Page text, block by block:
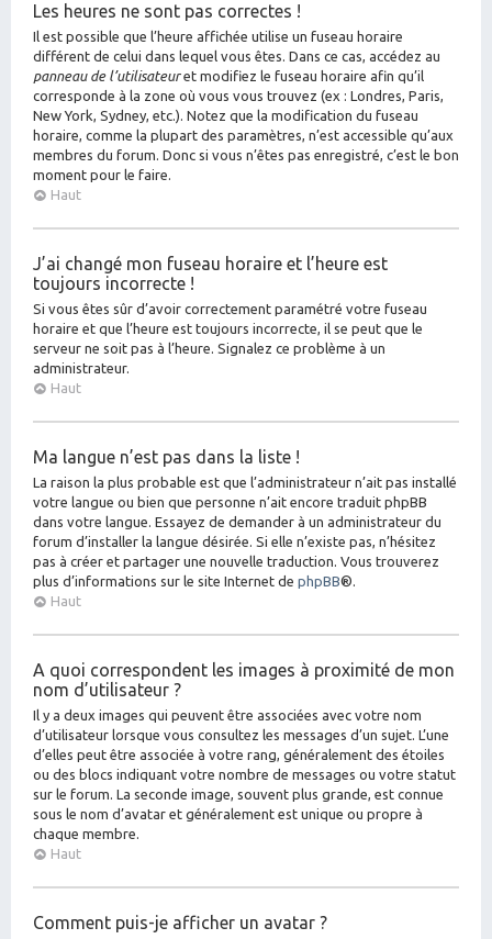
Les heures ne sont pas correctes !
Il est possible que l’heure affichée utilise un fuseau horaire
différent de celui dans lequel vous êtes. Dans ce cas, accédez au
panneau de l’utilisateuret modifiez le fuseau horaire afin qu’il
corresponde à la zone où vous vous trouvez (ex : Londres, Paris,
New York, Sydney, etc.). Notez que la modification du fuseau
horaire, comme la plupart des paramètres, n’est accessible qu’aux
membres du forum. Donc si vous n’êtes pas enregistré, c’est le bon
moment pour le faire.
Haut
J’ai changé mon fuseau horaire et l’heure est
toujours incorrecte !
Si vous êtes sûr d’avoir correctement paramétré votre fuseau
horaire et que l’heure est toujours incorrecte, il se peut que le
serveur ne soit pas à l’heure. Signalez ce problème à un
administrateur.
Haut
Ma langue n’est pas dans la liste !
La raison la plus probable est que l’administrateur n’ait pas installé
votre langue ou bien que personne n’ait encore traduit phpBB
dans votre langue. Essayez de demander à un administrateur du
forum d’installer la langue désirée. Si elle n’existe pas, n’hésitez
pas à créer et partager une nouvelle traduction. Vous trouverez
plus d’informations sur le site Internet de phpBB®.
Haut
A quoi correspondent les images à proximité de mon
nom d’utilisateur ?
Il y a deux images qui peuvent être associées avec votre nom
d’utilisateur lorsque vous consultez les messages d’un sujet. L’une
d’elles peut être associée à votre rang, généralement des étoiles
ou des blocs indiquant votre nombre de messages ou votre statut
sur le forum. La seconde image, souvent plus grande, est connue
sous le nom d’avatar et généralement est unique ou propre à
chaque membre.
Haut
Comment puis-je afficher un avatar ?